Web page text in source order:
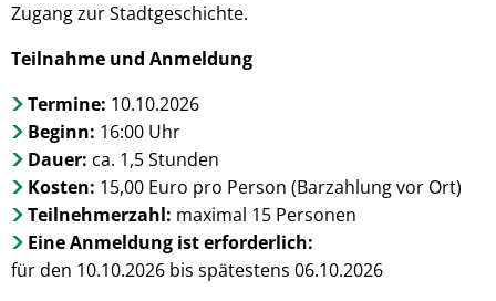
Zugang zur Stadtgeschichte.
Teilnahme und Anmeldung
Termine: 10.10.2026
Beginn: 16:00 Uhr
Dauer: ca. 1,5 Stunden
Kosten: 15,00 Euro pro Person (Barzahlung vor Ort)
Teilnehmerzahl: maximal 15 Personen
Eine Anmeldung ist erforderlich:
für den 10.10.2026 bis spätestens 06.10.2026